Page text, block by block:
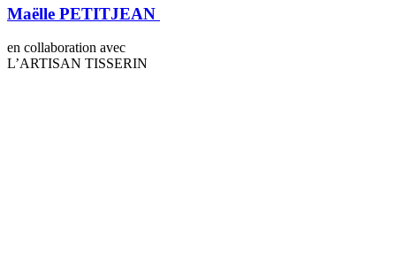
Maëlle PETITJEAN
en collaboration avec
L’ARTISAN TISSERIN